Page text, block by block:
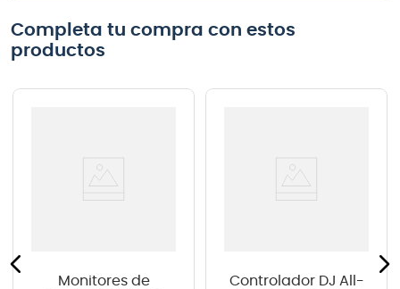
Completa tu compra con estos
productos
Monitores de
Controlador DJ All-